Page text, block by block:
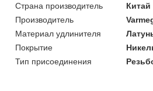
Страна производитель
Китай
Производитель
Материал удлинителя
Покрытие
Тип присоединения